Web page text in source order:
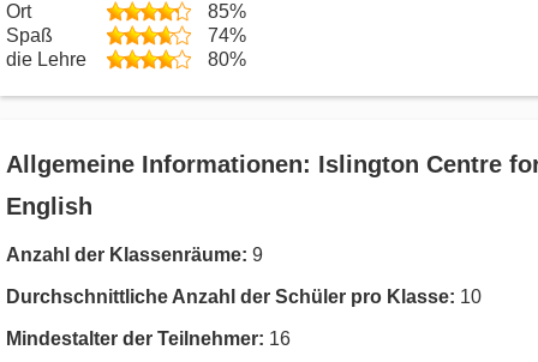
Ort
85%
Spaß
74%
die Lehre
80%
Allgemeine Informationen: Islington Centre
English
Anzahl der Klassenräume: 9
Durchschnittliche Anzahl der Schüler pro Klasse: 10
Mindestalter der Teilnehmer: 16